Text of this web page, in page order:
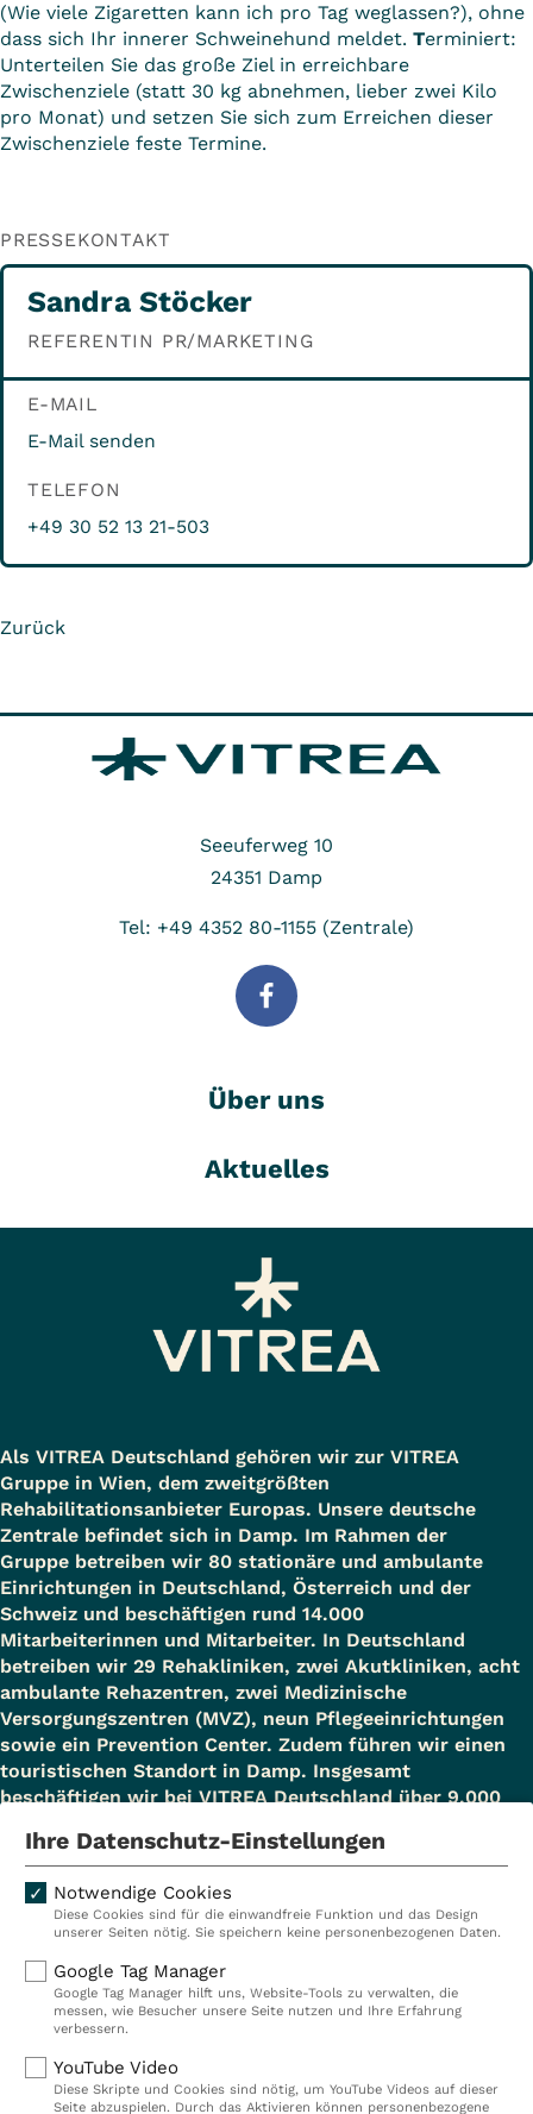
(Wie viele Zigaretten kann ich pro Tag weglassen?), ohne
dass sich Ihr innerer Schweinehund meldet. Terminiert:
Unterteilen Sie das große Ziel in erreichbare
Zwischenziele (statt 30 kg abnehmen, lieber zwei Kilo
pro Monat) und setzen Sie sich zum Erreichen dieser
Zwischenziele feste Termine.
PRESSEKONTAKT
Sandra Stöcker
REFERENTIN PR/MARKETING
E-MAIL
E-Mail senden
TELEFON
+49 30 52 13 21-503
Zurück
Seeuferweg 10
24351 Damp
Tel: +49 4352 80-1155 (Zentrale)
Über uns
Aktuelles
Als VITREA Deutschland gehören wir zur VITREA
Gruppe in Wien, dem zweitgrößten
Rehabilitationsanbieter Europas. Unsere deutsche
Zentrale befindet sich in Damp. Im Rahmen der
Gruppe betreiben wir 80 stationäre und ambulante
Einrichtungen in Deutschland, Österreich und der
Schweiz und beschäftigen rund 14.000
Mitarbeiterinnen und Mitarbeiter. In Deutschland
betreiben wir 29 Rehakliniken, zwei Akutkliniken, acht
ambulante Rehazentren, zwei Medizinische
Versorgungszentren (MVZ), neun Pflegeeinrichtungen
sowie ein Prevention Center. Zudem führen wir einen
touristischen Standort in Damp. Insgesamt
beschäftigen wir bei VITREA Deutschland über 9.000
Kliniken
Ambulant
Reha
Prävention
Karriere
VITREA Deutschland
Ihre Datenschutz-Einstellungen
Notwendige Cookies
Diese Cookies sind für die einwandfreie Funktion und das Design
unserer Seiten nötig. Sie speichern keine personenbezogenen Daten.
Google Tag Manager
Google Tag Manager hilft uns, Website-Tools zu verwalten, die
messen, wie Besucher unsere Seite nutzen und Ihre Erfahrung
verbessern.
YouTube Video
Diese Skripte und Cookies sind nötig, um YouTube Videos auf dieser
Seite abzuspielen. Durch das Aktivieren können personenbezogene